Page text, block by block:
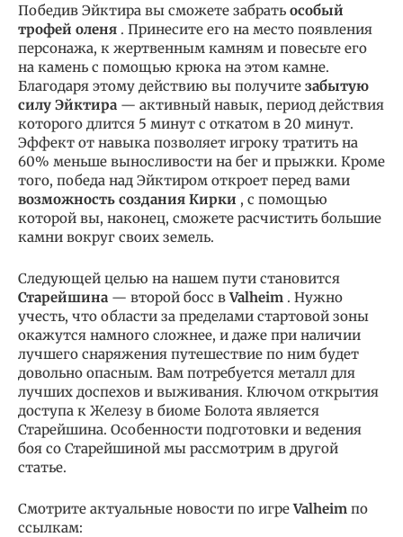
Победив Эйктира вы сможете забрать особый
трофей оленя . Принесите его на место появления
персонажа, к жертвенным камням и повесьте его
на камень с помощью крюка на этом камне.
Благодаря этому действию вы получите забытую
силу Эйктира — активный навык, период действия
которого длится 5 минут с откатом в 20 минут.
Эффект от навыка позволяет игроку тратить на
60% меньше выносливости на бег и прыжки. Кроме
того, победа над Эйктиром откроет перед вами
возможность создания Кирки , с помощью
которой вы, наконец, сможете расчистить большие
камни вокруг своих земель.
Следующей целью на нашем пути становится
Старейшина — второй босс вValheim . Нужно
учесть, что области за пределами стартовой зоны
окажутся намного сложнее, и даже при наличии
лучшего снаряжения путешествие по ним будет
довольно опасным. Вам потребуется металл для
лучших доспехов и выживания. Ключом открытия
доступа к Железу в биоме Болота является
Старейшина. Особенности подготовки и ведения
боя со Старейшиной мы рассмотрим в другой
статье.
Смотрите актуальные новости по игреValheim по
ссылкам: